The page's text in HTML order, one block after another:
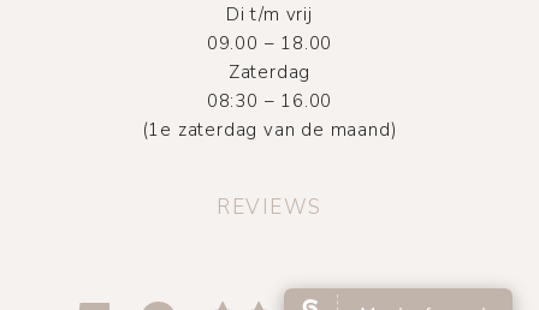
Di t/m vrij
09.00 – 18.00
Zaterdag
08:30 – 16.00
(1e zaterdag van de maand)
REVIEWS